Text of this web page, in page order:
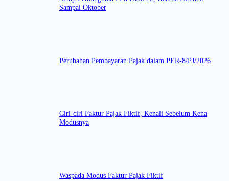
Sampai Oktober
Perubahan Pembayaran Pajak dalam PER-8/PJ/2026
Ciri-ciri Faktur Pajak Fiktif, Kenali Sebelum Kena
Modusnya
Waspada Modus Faktur Pajak Fiktif